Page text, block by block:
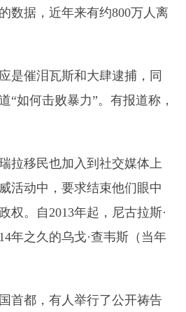
数据，近年来有约800万人离
是催泪瓦斯和大肆逮捕，同
“如何击败暴力”。有报道称，
拉移民也加入到社交媒体上
活动中，要求结束他们眼中
权。自2013年起，尼古拉斯·
年之久的乌戈·查韦斯（当年
首都，有人举行了公开祷告